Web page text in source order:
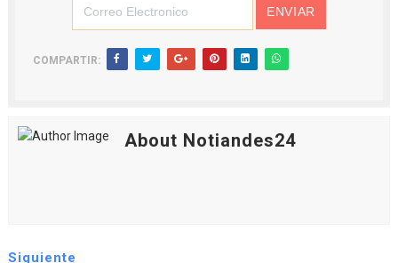
COMPARTIR:
About Notiandes24
Siguiente